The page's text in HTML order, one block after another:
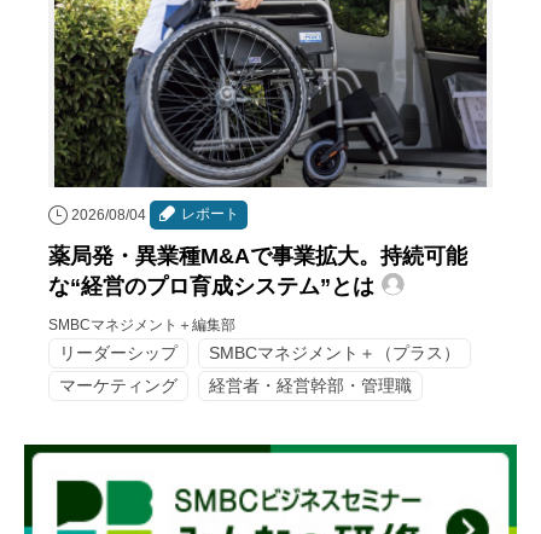
2026/08/04 レポート
薬局発・異業種M&Aで事業拡大。持続可能
な“経営のプロ育成システム”とは
SMBCマネジメント＋編集部
リーダーシップ
SMBCマネジメント＋（プラス）
マーケティング
経営者・経営幹部・管理職